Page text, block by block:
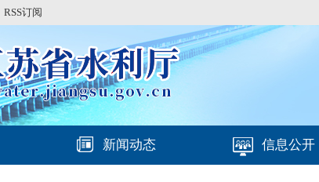
RSS订阅
新闻动态 信息公开